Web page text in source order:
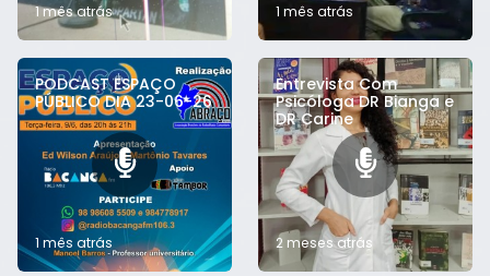
1 mês atrás 1 mês atrás
PODCAST ESPAÇO
PÚBLICO DIA 23-06-26
1 mês atrás
Entrevista Com
Psicóloga DR Bianga e
DR Carine
2 meses atrás